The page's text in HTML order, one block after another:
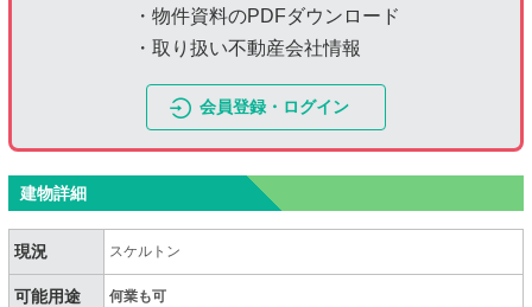
・物件資料のPDFダウンロード
・取り扱い不動産会社情報
会員登録・ログイン
建物詳細
現況 スケルトン
可能用途 何業も可